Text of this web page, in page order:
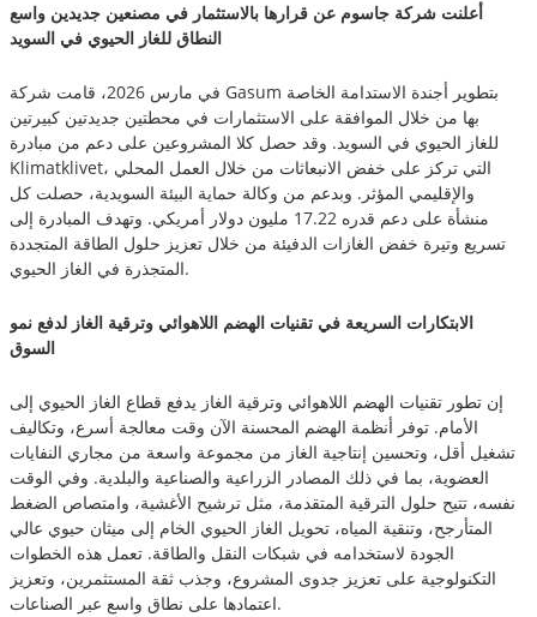
أعلنت شركة جاسوم عن قرارها بالاستثمار في مصنعين جديدين واسع
النطاق للغاز الحيوي في السويد
في مارس 2026، قامت شركة Gasum بتطوير أجندة الاستدامة الخاصة
بها من خلال الموافقة على الاستثمارات في محطتين جديدتين كبيرتين
للغاز الحيوي في السويد. وقد حصل كلا المشروعين على دعم من مبادرة
Klimatklivet، التي تركز على خفض الانبعاثات من خلال العمل المحلي
والإقليمي المؤثر. وبدعم من وكالة حماية البيئة السويدية، حصلت كل
منشأة على دعم قدره 17.22 مليون دولار أمريكي. وتهدف المبادرة إلى
تسريع وتيرة خفض الغازات الدفيئة من خلال تعزيز حلول الطاقة المتجددة
المتجذرة في الغاز الحيوي.
الابتكارات السريعة في تقنيات الهضم اللاهوائي وترقية الغاز لدفع نمو
السوق
إن تطور تقنيات الهضم اللاهوائي وترقية الغاز يدفع قطاع الغاز الحيوي إلى
الأمام. توفر أنظمة الهضم المحسنة الآن وقت معالجة أسرع، وتكاليف
تشغيل أقل، وتحسين إنتاجية الغاز من مجموعة واسعة من مجاري النفايات
العضوية، بما في ذلك المصادر الزراعية والصناعية والبلدية. وفي الوقت
نفسه، تتيح حلول الترقية المتقدمة، مثل ترشيح الأغشية، وامتصاص الضغط
المتأرجح، وتنقية المياه، تحويل الغاز الحيوي الخام إلى ميثان حيوي عالي
الجودة لاستخدامه في شبكات النقل والطاقة. تعمل هذه الخطوات
التكنولوجية على تعزيز جدوى المشروع، وجذب ثقة المستثمرين، وتعزيز
اعتمادها على نطاق واسع عبر الصناعات.